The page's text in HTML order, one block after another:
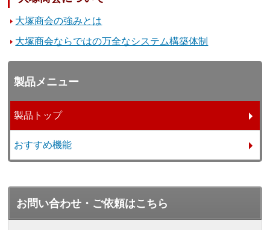
大塚商会の強みとは
大塚商会ならではの万全なシステム構築体制
製品メニュー
製品トップ
おすすめ機能
お問い合わせ・ご依頼はこちら